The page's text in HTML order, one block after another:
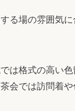
る場の雰囲気
は格式の高い色
会では訪問着